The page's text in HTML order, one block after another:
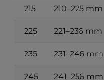
215 210–225 mm
225 221–236 mm
235 231–246 mm
245 241–256 mm